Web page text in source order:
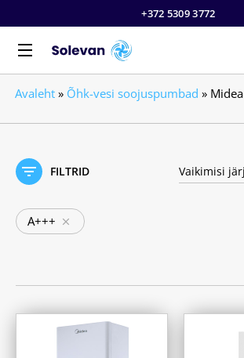
+372 5309 3772
Avaleht » Õhk-vesi soojuspumbad » Midea
FILTRID
A+++